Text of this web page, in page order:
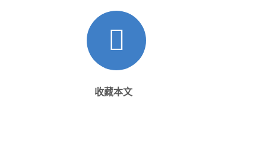
收藏本文